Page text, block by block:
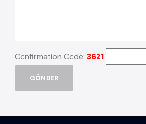
Confirmation Code: 3621